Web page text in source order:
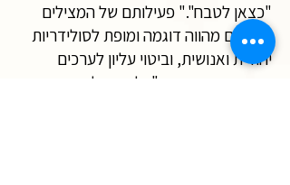
"כצאן לטבח"." פעילותם של המצילים
היהודים מהווה דוגמה ומופת לסולידריות
יהודית ואנושית, וביטוי עליון לערכים
היהודיים העתיקים "כל ישראל ערבין זה